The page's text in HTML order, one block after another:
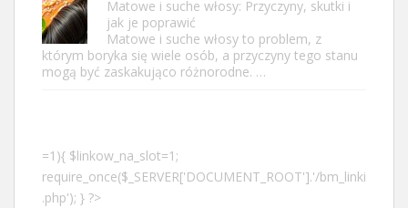
Matowe i suche włosy: Przyczyny, skutki i
jak je poprawić
Matowe i suche włosy to problem, z
którym boryka się wiele osób, a przyczyny tego stanu
mogą być zaskakująco różnorodne. …
=1){ $linkow_na_slot=1;
require_once($_SERVER['DOCUMENT_ROOT'].'/bm_linki
.php'); } ?>